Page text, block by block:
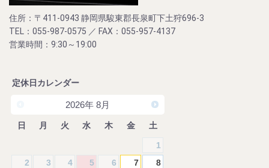
住所：〒411-0943 静岡県駿東郡長泉町下土狩696-3
TEL：055-987-0575 ／ FAX：055-957-4137
営業時間：9:30～19:00
定休日カレンダー
2026年 8月
日 月 火 水 木 金 土
1
2
3 4 5 6 7
8